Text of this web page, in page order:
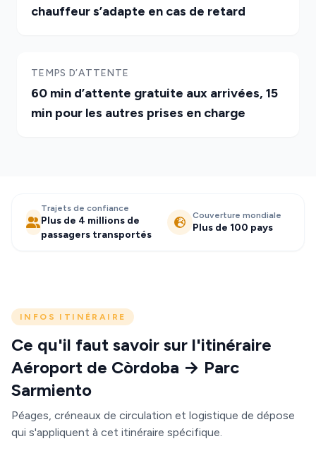
chauffeur s’adapte en cas de retard
TEMPS D’ATTENTE
60 min d’attente gratuite aux arrivées, 15
min pour les autres prises en charge
Trajets de confiance
Plus de 4 millions de
passagers transportés
Couverture mondiale
Plus de 100 pays
INFOS ITINÉRAIRE
Ce qu'il faut savoir sur l'itinéraire
Aéroport de Còrdoba → Parc
Sarmiento
Péages, créneaux de circulation et logistique de dépose
qui s'appliquent à cet itinéraire spécifique.